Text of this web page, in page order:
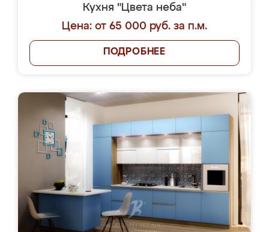
Кухня "Цвета неба"
Цена: от 65 000 руб. за п.м.
ПОДРОБНЕЕ